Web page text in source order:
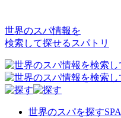
世界のスパ情報を
検索して探せるスパトリ
世界のスパを探すSPA